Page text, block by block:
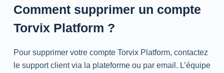
Comment supprimer un compte
Torvix Platform ?
Pour supprimer votre compte Torvix Platform, contactez
le support client via la plateforme ou par email. L’équipe